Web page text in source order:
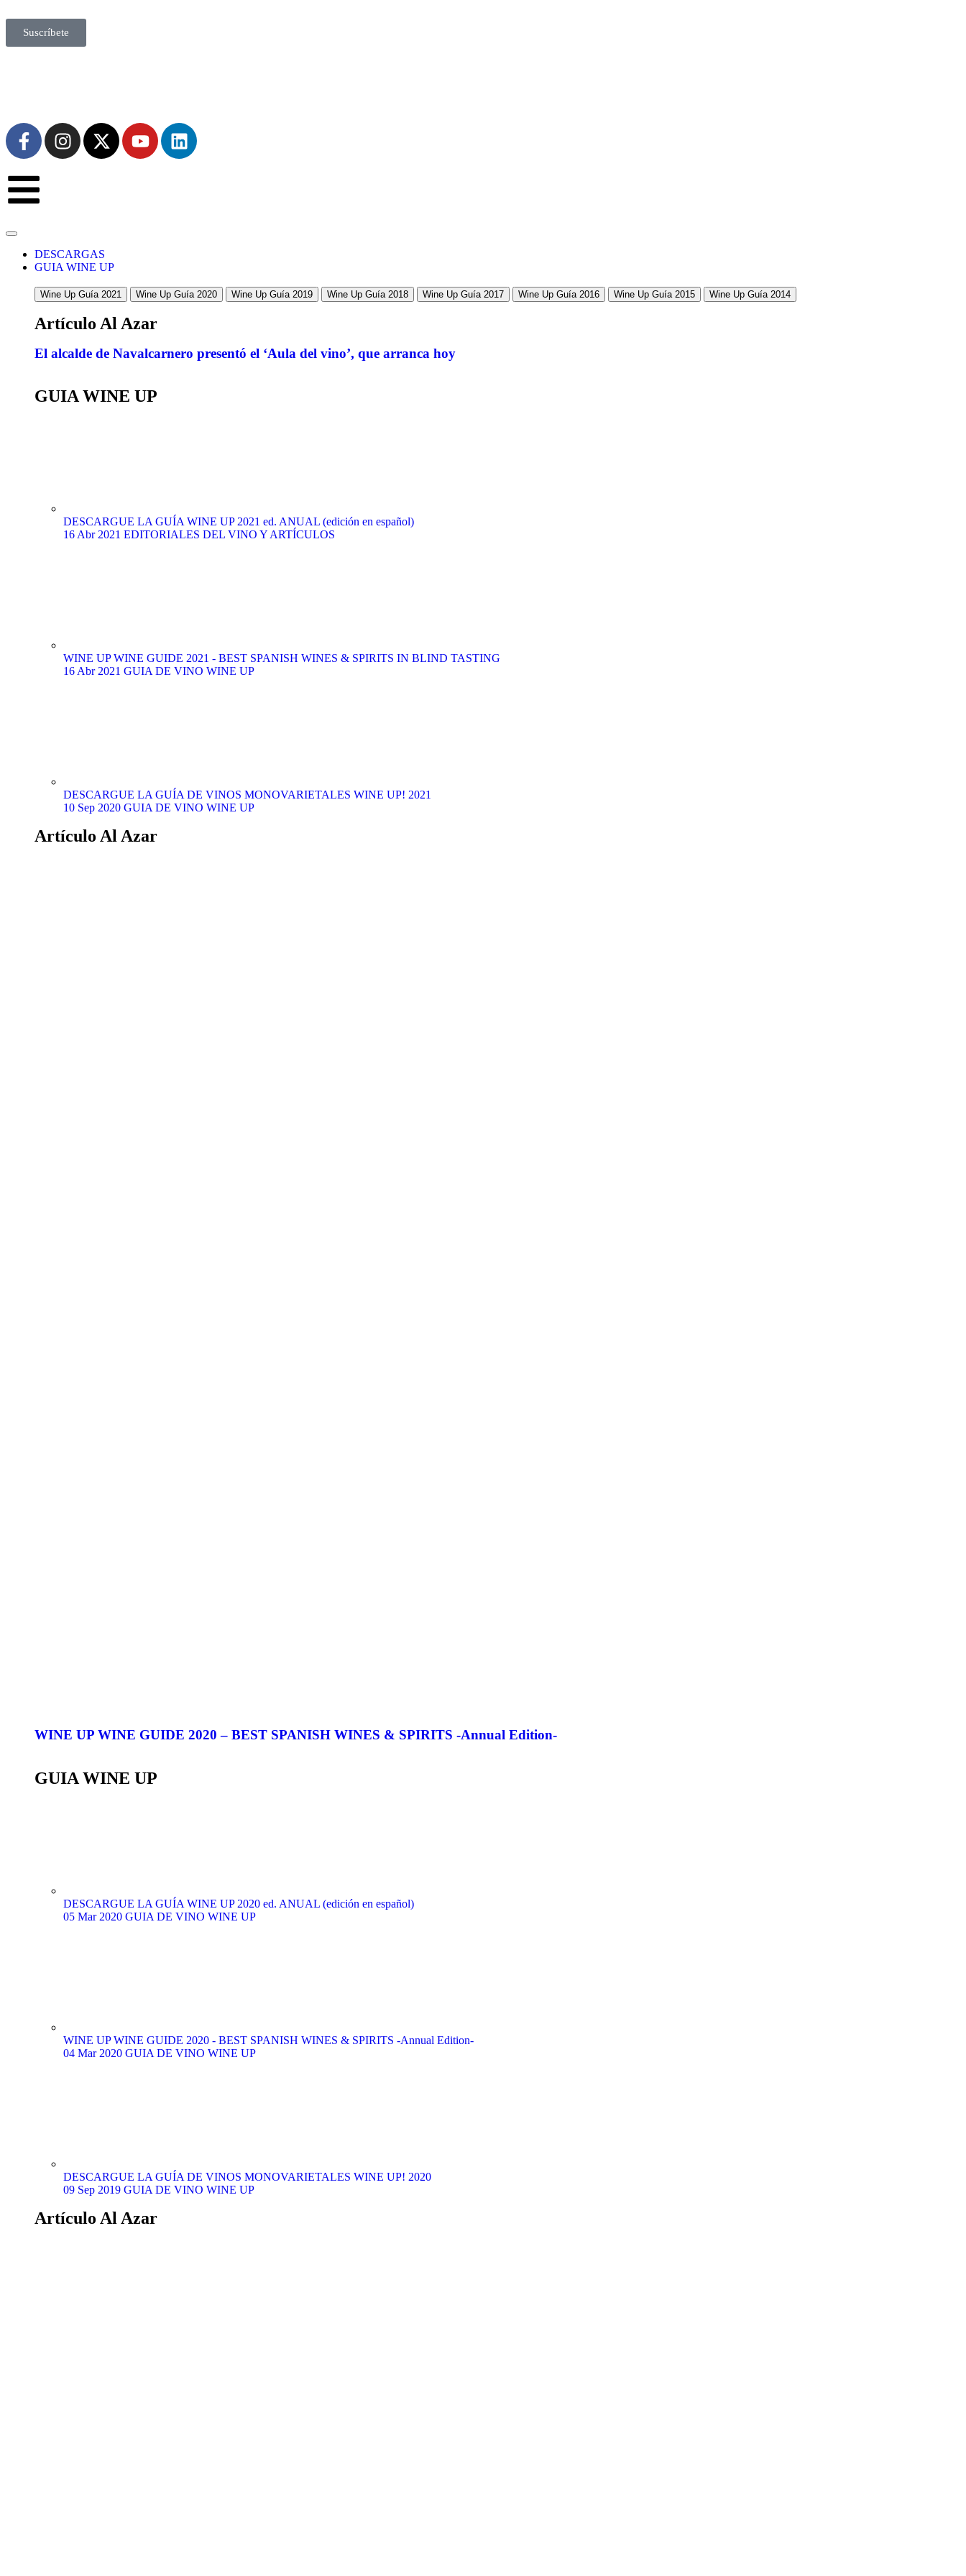
Suscríbete
DESCARGAS
GUIA WINE UP
Wine Up Guía 2021 Wine Up Guía 2020 Wine Up Guía 2019 Wine Up Guía 2018 Wine Up Guía 2017 Wine Up Guía 2016 Wine Up Guía 2015 Wine Up Guía 2014
Artículo Al Azar
El alcalde de Navalcarnero presentó el ‘Aula del vino’, que arranca hoy
GUIA WINE UP
DESCARGUE LA GUÍA WINE UP 2021 ed. ANUAL (edición en español)
16 Abr 2021 EDITORIALES DEL VINO Y ARTÍCULOS
WINE UP WINE GUIDE 2021 - BEST SPANISH WINES & SPIRITS IN BLIND TASTING
16 Abr 2021 GUIA DE VINO WINE UP
DESCARGUE LA GUÍA DE VINOS MONOVARIETALES WINE UP! 2021
10 Sep 2020 GUIA DE VINO WINE UP
Artículo Al Azar
WINE UP WINE GUIDE 2020 – BEST SPANISH WINES & SPIRITS -Annual Edition-
GUIA WINE UP
DESCARGUE LA GUÍA WINE UP 2020 ed. ANUAL (edición en español)
05 Mar 2020 GUIA DE VINO WINE UP
WINE UP WINE GUIDE 2020 - BEST SPANISH WINES & SPIRITS -Annual Edition-
04 Mar 2020 GUIA DE VINO WINE UP
DESCARGUE LA GUÍA DE VINOS MONOVARIETALES WINE UP! 2020
09 Sep 2019 GUIA DE VINO WINE UP
Artículo Al Azar